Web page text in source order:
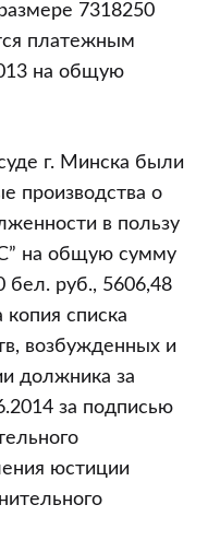
7318250
платежным
на общую
г. Минска были
производства о
в пользу
на общую сумму
руб., 5606,48
копия списка
возбужденных и
должника за
за подписью
юстиции